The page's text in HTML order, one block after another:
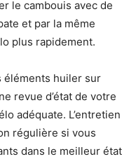
le cambouis avec de
et par la même
plus rapidement.
éléments huiler sur
revue d’état de votre
adéquate. L’entretien
régulière si vous
dans le meilleur état